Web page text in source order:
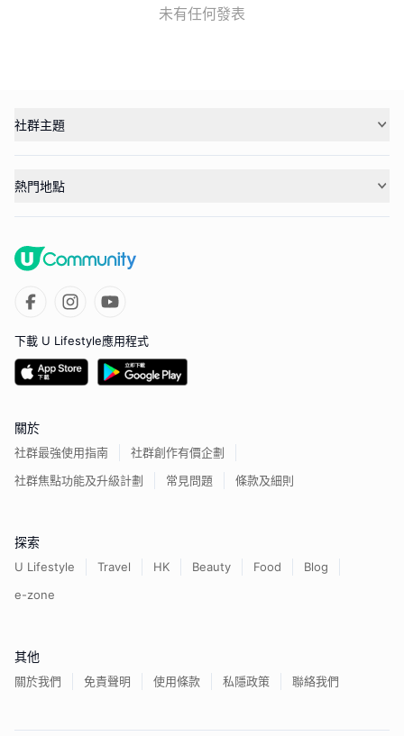
未有任何發表
社群主題
熱門地點
下載 U Lifestyle應用程式
關於
社群最強使用指南
社群創作有價企劃
社群焦點功能及升級計劃
常見問題 條款及細則
探索
U Lifestyle Travel HK Beauty Food
Blog
e-zone
其他
關於我們 免責聲明 使用條款 私隱政策 聯絡我們